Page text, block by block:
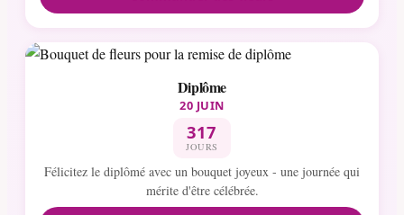
Diplôme
20 JUIN
317
JOURS
Félicitez le diplômé avec un bouquet joyeux - une journée qui
mérite d'être célébrée.